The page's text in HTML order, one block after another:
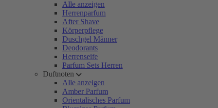
Alle anzeigen
Herrenparfum
After Shave
Körperpflege
Duschgel Männer
Deodorants
Herrenseife
Parfum Sets Herren
Duftnoten
Alle anzeigen
Amber Parfum
Orientalisches Parfum